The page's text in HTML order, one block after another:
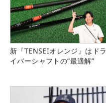
新『TENSEIオレンジ』はドラ
イバーシャフトの“最適解”